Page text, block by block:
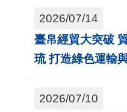
2026/07/14
臺帛經貿大突破
琉 打造綠色運輸
2026/07/10